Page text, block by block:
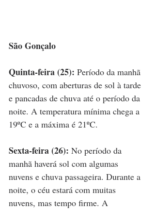
São Gonçalo
Quinta-feira (25): Período da manhã
chuvoso, com aberturas de sol à tarde
e pancadas de chuva até o período da
noite. A temperatura mínima chega a
19ºC e a máxima é 21ºC.
Sexta-feira (26): No período da
manhã haverá sol com algumas
nuvens e chuva passageira. Durante a
noite, o céu estará com muitas
nuvens, mas tempo firme. A